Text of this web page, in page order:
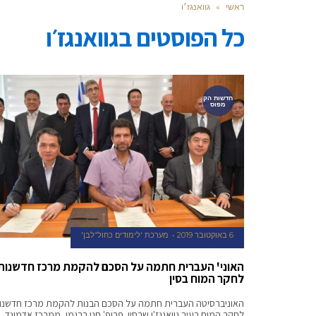
ראשי » גוואנגז׳ו
כל הפוסטים בגוואנגז׳ו
חדשות הק
מפוס
6 באוקטובר 2019 מערכת 'לימודים כחול־לבן'
האוני' העברית חתמה על הסכם להקמת מרכז
לחקר המוח בסין
האוניברסיטה העברית חתמה על הסכם הבנות להקמת מרכז